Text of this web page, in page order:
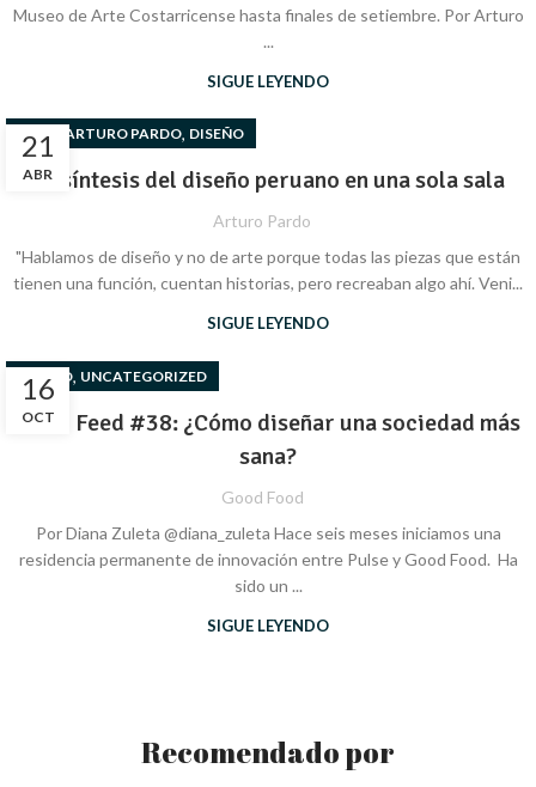
Museo de Arte Costarricense hasta finales de setiembre. Por Arturo
...
SIGUE LEYENDO
21
ABR
ARTE ARTURO PARDO, DISEÑO
La síntesis del diseño peruano en una sola sala
Arturo Pardo
"Hablamos de diseño y no de arte porque todas las piezas que están
tienen una función, cuentan historias, pero recreaban algo ahí. Veni...
SIGUE LEYENDO
16
OCT
DISEÑO, UNCATEGORIZED
Good Feed #38: ¿Cómo diseñar una sociedad más
sana?
Good Food
Por Diana Zuleta @diana_zuleta Hace seis meses iniciamos una
residencia permanente de innovación entre Pulse y Good Food. Ha
sido un ...
SIGUE LEYENDO
Recomendado por